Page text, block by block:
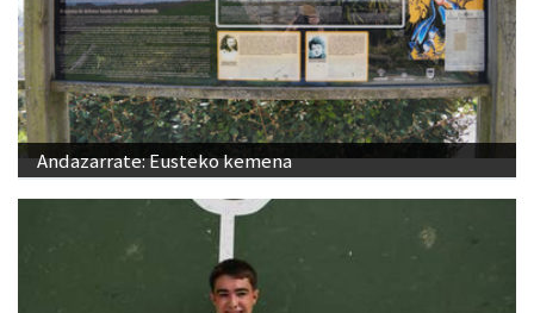
Andazarrate: Eusteko kemena